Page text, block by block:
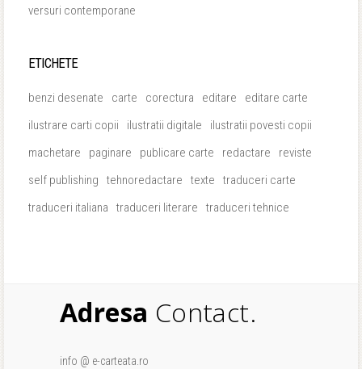
versuri contemporane
ETICHETE
benzi desenate carte corectura editare
editare carte
ilustrare carti copii
ilustratii digitale
ilustratii povesti copii
machetare
paginare publicare carte redactare
reviste
self publishing
tehnoredactare texte
traduceri carte
traduceri italiana
traduceri literare traduceri tehnice
Adresa Contact.
info @ e-carteata.ro